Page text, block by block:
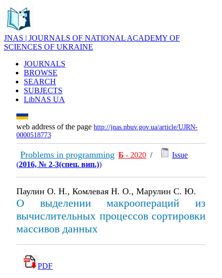
JNAS | JOURNALS OF NATIONAL ACADEMY OF
SCIENCES OF UKRAINE
JOURNALS
BROWSE
SEARCH
SUBJECTS
LibNAS UA
web address of the page http://jnas.nbuv.gov.ua/article/UJRN-
0000518773
Problems in programming Б - 2020 /
Issue
(2016, № 2-3(спец. вип.))
Паулин О. Н., Комлевая Н. О., Марулин С. Ю.
О выделении макроопераций из
вычислительных процессов сортировки
массивов данных
PDF